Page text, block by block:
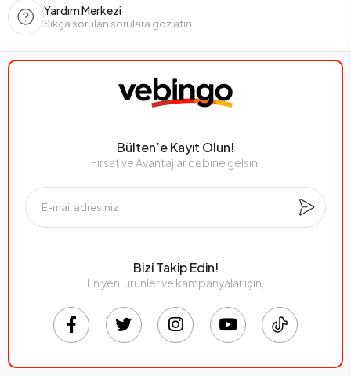
Yardım Merkezi
Sıkça sorulan sorulara göz atın.
Bülten’e Kayıt Olun!
Fırsat ve Avantajlar cebine gelsin.
Bizi Takip Edin!
En yeni ürünler ve kampanyalar için,